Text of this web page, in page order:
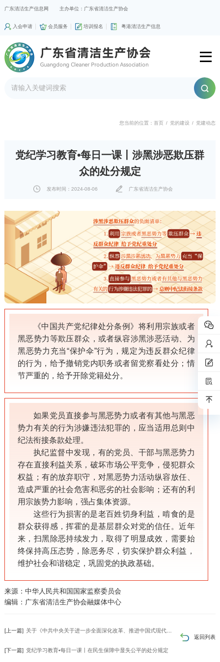
广东清洁生产信息网 主办单位：广东省清洁生产协会
入会申请 会员服务 培训报名 粤港清洁生产信息
您当前的位置：首页 / 党的建设 / 党建动态
党纪学习教育•每日一课丨涉黑涉恶欺压群
众的处分规定
发布时间：2024-08-06 广东省清洁生产协会
《中国共产党纪律处分条例》将利用宗族或者
黑恶势力等欺压群众，或者纵容涉黑涉恶活动、为
黑恶势力充当“保护伞”行为，规定为违反群众纪律
的行为，给予撤销党内职务或者留党察看处分；情
节严重的，给予开除党籍处分。
如果党员直接参与黑恶势力或者有其他与黑恶
势力有关的行为涉嫌违法犯罪的，应当适用总则中
纪法衔接条款处理。
执纪监督中发现，有的党员、干部与黑恶势力
存在直接利益关系，破坏市场公平竞争，侵犯群众
权益；有的放弃职守，对黑恶势力活动纵容放任、
造成严重的社会危害和恶劣的社会影响；还有的利
用宗族势力影响，强占集体资源。
这些行为损害的是老百姓切身利益，啃食的是
群众获得感，挥霍的是基层群众对党的信任。近年
来，扫黑除恶持续发力，取得了明显成效，需要始
终保持高压态势，除恶务尽，切实保护群众利益，
维护社会和谐稳定，巩固党的执政基础。
来源：中华人民共和国国家监察委员会
编辑：广东省清洁生产协会融媒体中心
返回列表
[上一篇] 关于《中共中央关于进一步全面深化改革、推进中国式现代化的决定》的说明
[下一篇] 党纪学习教育•每日一课丨在民生保障中显失公平的处分规定